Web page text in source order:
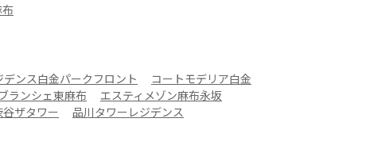
デンス白金パークフロント
コートモデリア白金
ランシェ東麻布
エスティメゾン麻布永坂
ザタワー
品川タワーレジデンス